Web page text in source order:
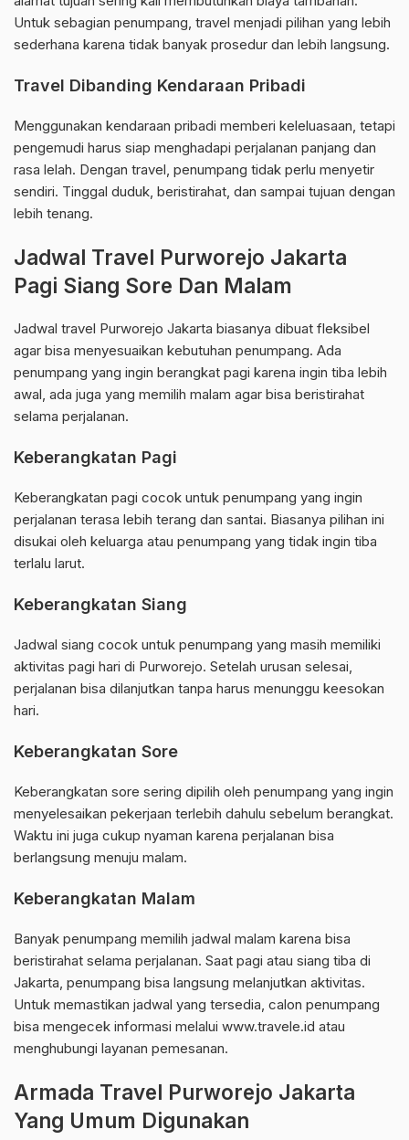
Untuk sebagian penumpang, travel menjadi pilihan yang lebih
sederhana karena tidak banyak prosedur dan lebih langsung.
Travel Dibanding Kendaraan Pribadi
Menggunakan kendaraan pribadi memberi keleluasaan, tetapi
pengemudi harus siap menghadapi perjalanan panjang dan
rasa lelah. Dengan travel, penumpang tidak perlu menyetir
sendiri. Tinggal duduk, beristirahat, dan sampai tujuan dengan
lebih tenang.
Jadwal Travel Purworejo Jakarta
Pagi Siang Sore Dan Malam
Jadwal travel Purworejo Jakarta biasanya dibuat fleksibel
agar bisa menyesuaikan kebutuhan penumpang. Ada
penumpang yang ingin berangkat pagi karena ingin tiba lebih
awal, ada juga yang memilih malam agar bisa beristirahat
selama perjalanan.
Keberangkatan Pagi
Keberangkatan pagi cocok untuk penumpang yang ingin
perjalanan terasa lebih terang dan santai. Biasanya pilihan ini
disukai oleh keluarga atau penumpang yang tidak ingin tiba
terlalu larut.
Keberangkatan Siang
Jadwal siang cocok untuk penumpang yang masih memiliki
aktivitas pagi hari di Purworejo. Setelah urusan selesai,
perjalanan bisa dilanjutkan tanpa harus menunggu keesokan
hari.
Keberangkatan Sore
Keberangkatan sore sering dipilih oleh penumpang yang ingin
menyelesaikan pekerjaan terlebih dahulu sebelum berangkat.
Waktu ini juga cukup nyaman karena perjalanan bisa
berlangsung menuju malam.
Keberangkatan Malam
Banyak penumpang memilih jadwal malam karena bisa
beristirahat selama perjalanan. Saat pagi atau siang tiba di
Jakarta, penumpang bisa langsung melanjutkan aktivitas.
Untuk memastikan jadwal yang tersedia, calon penumpang
bisa mengecek informasi melalui www.travele.id atau
menghubungi layanan pemesanan.
Armada Travel Purworejo Jakarta
Yang Umum Digunakan